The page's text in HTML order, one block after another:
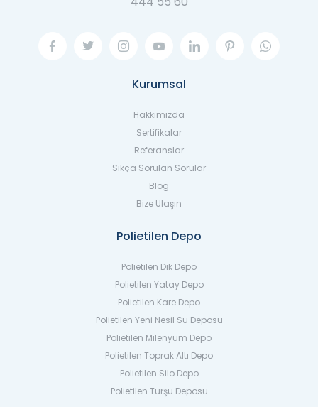
Kurumsal
Hakkımızda
Sertifikalar
Referanslar
Sıkça Sorulan Sorular
Blog
Bize Ulaşın
Polietilen Depo
Polietilen Dik Depo
Polietilen Yatay Depo
Polietilen Kare Depo
Polietilen Yeni Nesil Su Deposu
Polietilen Milenyum Depo
Polietilen Toprak Altı Depo
Polietilen Silo Depo
Polietilen Turşu Deposu